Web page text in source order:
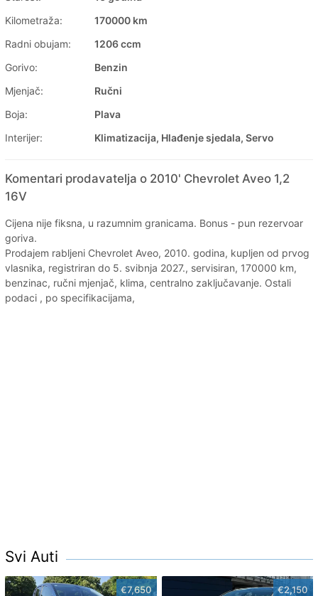
Kilometraža:
170000 km
Radni obujam:
1206 ccm
Gorivo:
Benzin
Mjenjač:
Ručni
Boja:
Plava
Interijer:
Klimatizacija, Hlađenje sjedala, Servo
Komentari prodavatelja o 2010' Chevrolet Aveo 1,2
16V
Cijena nije fiksna, u razumnim granicama. Bonus - pun rezervoar
goriva.
Prodajem rabljeni Chevrolet Aveo, 2010. godina, kupljen od prvog
vlasnika, registriran do 5. svibnja 2027., servisiran, 170000 km,
benzinac, ručni mjenjač, klima, centralno zaključavanje. Ostali
podaci , po specifikacijama,
Svi Auti
€7,650 €2,150